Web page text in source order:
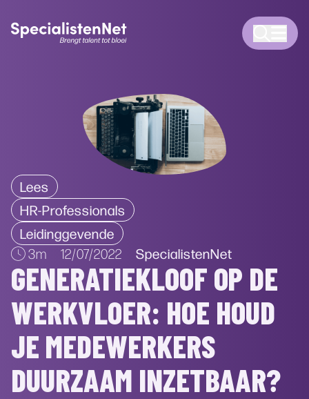
Lees
HR-Professionals
Leidinggevende
3m 12/07/2022 SpecialistenNet
GENERATIEKLOOF OP DE
WERKVLOER: HOE HOUD
JE MEDEWERKERS
DUURZAAM INZETBAAR?